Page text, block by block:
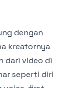
dengan
kreatornya
dari video di
seperti diri